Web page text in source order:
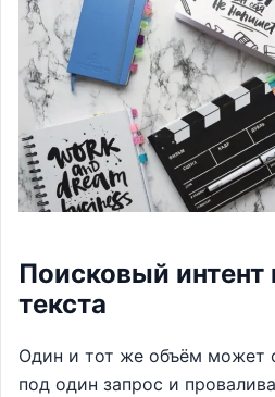
Поисковый интент
текста
Один и тот же объём может
под один запрос и